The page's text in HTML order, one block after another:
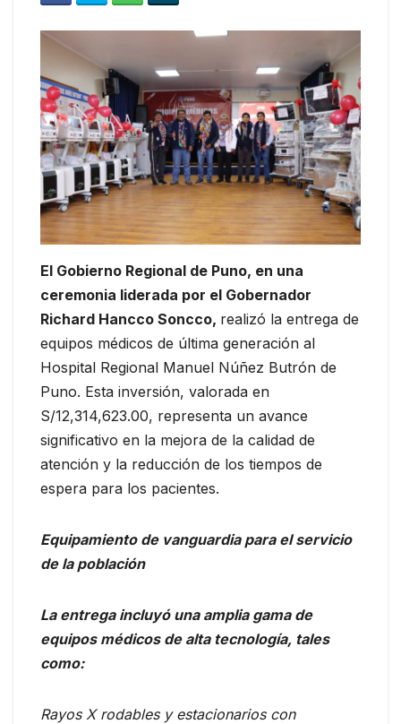
El Gobierno Regional de Puno, en una
ceremonia liderada por el Gobernador
Richard Hancco Soncco, realizó la entrega de
equipos médicos de última generación al
Hospital Regional Manuel Núñez Butrón de
Puno. Esta inversión, valorada en
S/12,314,623.00, representa un avance
significativo en la mejora de la calidad de
atención y la reducción de los tiempos de
espera para los pacientes.
Equipamiento de vanguardia para el servicio
de la población
La entrega incluyó una amplia gama de
equipos médicos de alta tecnología, tales
como:
Rayos X rodables y estacionarios con